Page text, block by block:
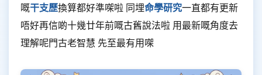
嘅干支歷換算都好準㗎啦 同埋命學研究一直都有更新
唔好再信啲十幾廿年前嘅古舊說法啦 用最新嘅角度去
理解呢門古老智慧 先至最有用㗎